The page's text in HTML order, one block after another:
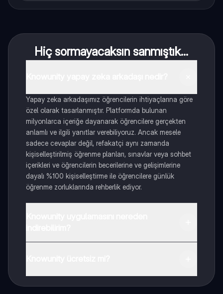
Hiç sormayacaksın sanmıştık...
Yapay zeka arkadaşımız öğrencilerin ihtiyaçlarına göre
özel olarak tasarlanmıştır. Platformda bulunan
milyonlarca içeriğe dayanarak öğrencilere gerçekten
anlamlı ve ilgili yanıtlar verebiliyoruz. Ancak mesele
sadece cevaplar değil, refakatçi aynı zamanda
kişiselleştirilmiş öğrenme planları, sınavlar veya sohbet
içerikleri ve öğrencilerin becerilerine ve gelişimlerine
dayalı %100 kişiselleştirme ile öğrencilere günlük
öğrenme zorluklarında rehberlik ediyor.